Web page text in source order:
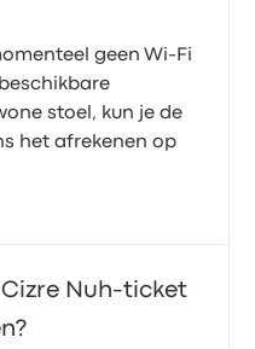
geen Wi‑Fi
stoel, kun je de
het afrekenen op
Cizre Nuh-ticket